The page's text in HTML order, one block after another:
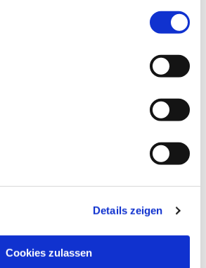
Details zeigen
Cookies zulassen